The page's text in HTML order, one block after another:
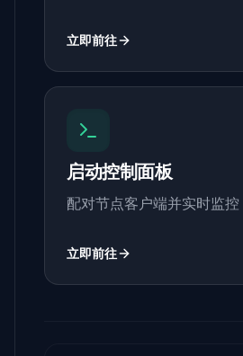
立即前往
启动控制面板
配对节点客户端并实时监控
立即前往